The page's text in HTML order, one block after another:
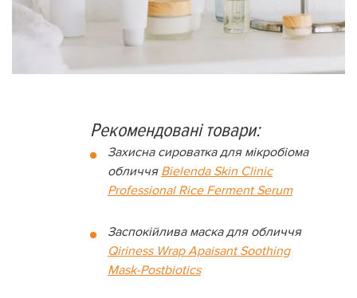
Рекомендовані товари:
Захисна сироватка для мікробіома
обличчя Bielenda Skin Clinic
Professional Rice Ferment Serum
Заспокійлива маска для обличчя
Qiriness Wrap Apaisant Soothing
Mask-Postbiotics